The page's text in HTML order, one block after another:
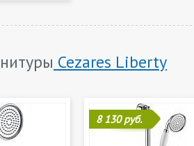
Cezares Liberty
8 130 руб.